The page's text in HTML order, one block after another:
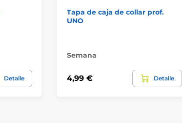
Detalle
Tapa de caja de collar prof.
UNO
Semana
4,99 € Detalle